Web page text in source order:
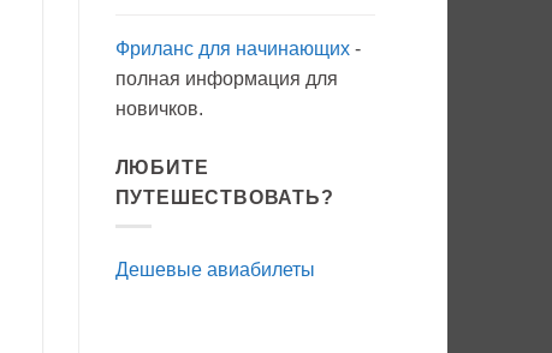
Фриланс для начинающих-
полная информация для
новичков.
ЛЮБИТЕ
ПУТЕШЕСТВОВАТЬ?
Дешевые авиабилеты